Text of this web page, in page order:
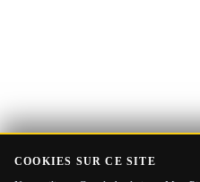
COOKIES SUR CE SITE